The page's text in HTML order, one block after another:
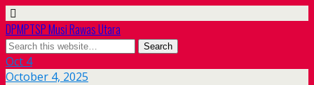
DPMPTSP Musi Rawas Utara
Oct 4
October 4, 2025